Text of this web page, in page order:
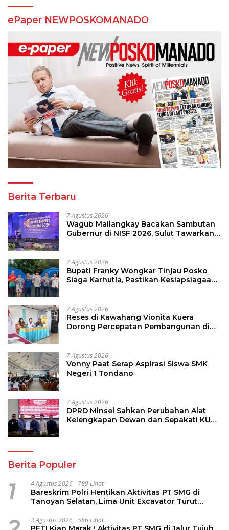
ePaper NEWPOSKOMANADO
Berita Terbaru
7 Agustus 2026
Wagub Mailangkay Bacakan Sambutan
Gubernur di NISF 2026, Sulut Tawarkan
7 Agustus 2026
Bupati Franky Wongkar Tinjau Posko
Siaga Karhutla, Pastikan Kesiapsiagaan
7 Agustus 2026
Reses di Kawahang Vionita Kuera
Dorong Percepatan Pembangunan di
7 Agustus 2026
Vonny Paat Serap Aspirasi Siswa SMK
Negeri 1 Tondano
7 Agustus 2026
DPRD Minsel Sahkan Perubahan Alat
Kelengkapan Dewan dan Sepakati KUA-
Berita Populer
1 4 Agustus 2026 789 Lihat
Bareskrim Polri Hentikan Aktivitas PT SMG di
Tanoyan Selatan, Lima Unit Excavator Turut
3 Agustus 2026 586 Lihat